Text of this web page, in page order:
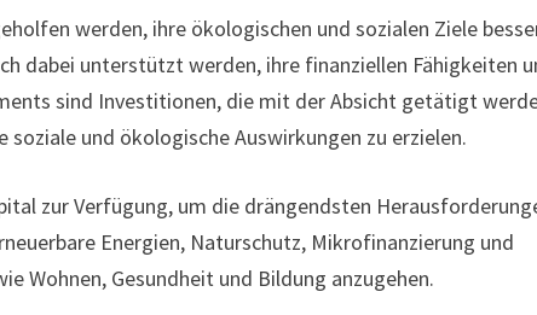
werden, ihre ökologischen und sozialen Ziele
dabei unterstützt werden, ihre finanziellen Fähigkeiten
sind Investitionen, die mit der Absicht getätigt
und ökologische Auswirkungen zu erzielen.
zur Verfügung, um die drängendsten
Energien, Naturschutz, Mikrofinanzierung und
Wohnen, Gesundheit und Bildung anzugehen.